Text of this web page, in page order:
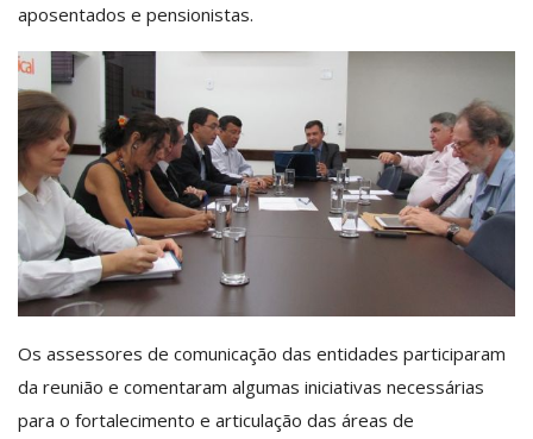
aposentados e pensionistas.
Os assessores de comunicação das entidades participaram
da reunião e comentaram algumas iniciativas necessárias
para o fortalecimento e articulação das áreas de